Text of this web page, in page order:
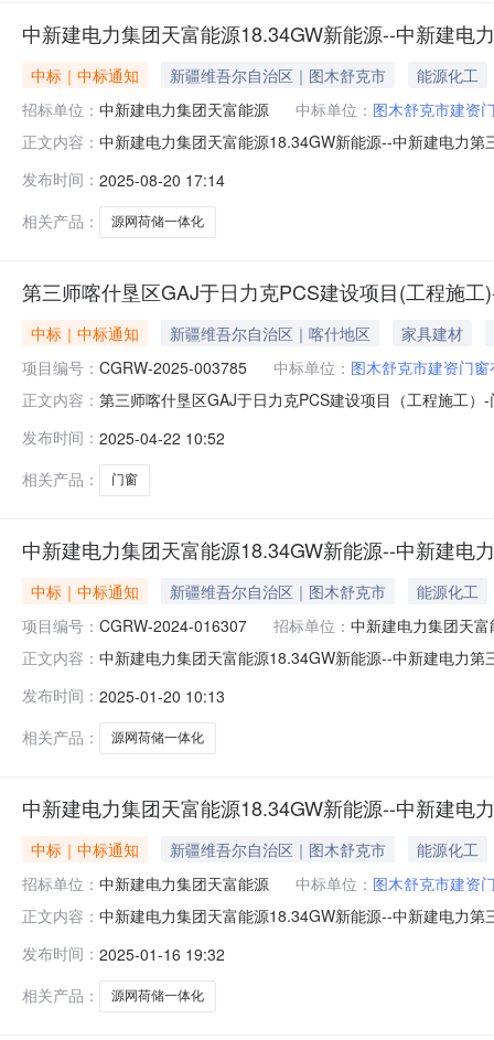
中新建电力集团天富能源18.34GW新能源--中新建电
中标｜中标通知 新疆维吾尔自治区｜图木舒克市
能源化工
招标单位： 中新建电力集团天富能源 中标单位： 图木舒克市建资
正文内容： 中新建电力集团天富能源18.34GW新能源--中新建电力
称：图木舒克市建资门窗有限公司中标候选单位名次：
发布时间： 2025-08-20 17:14
相关产品：
源网荷储一体化
第三师喀什垦区GAJ于日力克PCS建设项目(工程施工
中标｜中标通知 新疆维吾尔自治区｜喀什地区
家具建材
项目编号： CGRW-2025-003785 中标单位： 图木舒克市建资门
正文内容： 第三师喀什垦区GAJ于日力克PCS建设项目（工程施工
发布时间： 2025-04-22 10:52
相关产品：
门窗
中新建电力集团天富能源18.34GW新能源--中新建电
中标｜中标通知 新疆维吾尔自治区｜图木舒克市
能源化工
项目编号： CGRW-2024-016307 招标单位： 中新建电力集团天富
正文内容： 中新建电力集团天富能源18.34GW新能源--中新建电力
中标单位名称：图木舒克市建资门窗有限公司中标金额(
发布时间： 2025-01-20 10:13
相关产品：
源网荷储一体化
中新建电力集团天富能源18.34GW新能源--中新建电
中标｜中标通知 新疆维吾尔自治区｜图木舒克市
能源化工
招标单位： 中新建电力集团天富能源 中标单位： 图木舒克市建资
正文内容： 中新建电力集团天富能源18.34GW新能源--中新建电力
称：图木舒克市建资门窗有限公司中标候选单位名次：
发布时间： 2025-01-16 19:32
相关产品：
源网荷储一体化